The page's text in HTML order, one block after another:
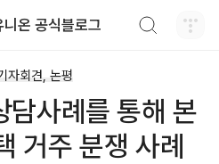
니온 공식블로그
자회견, 논평
사례를 통해 본
거주 분쟁 사례